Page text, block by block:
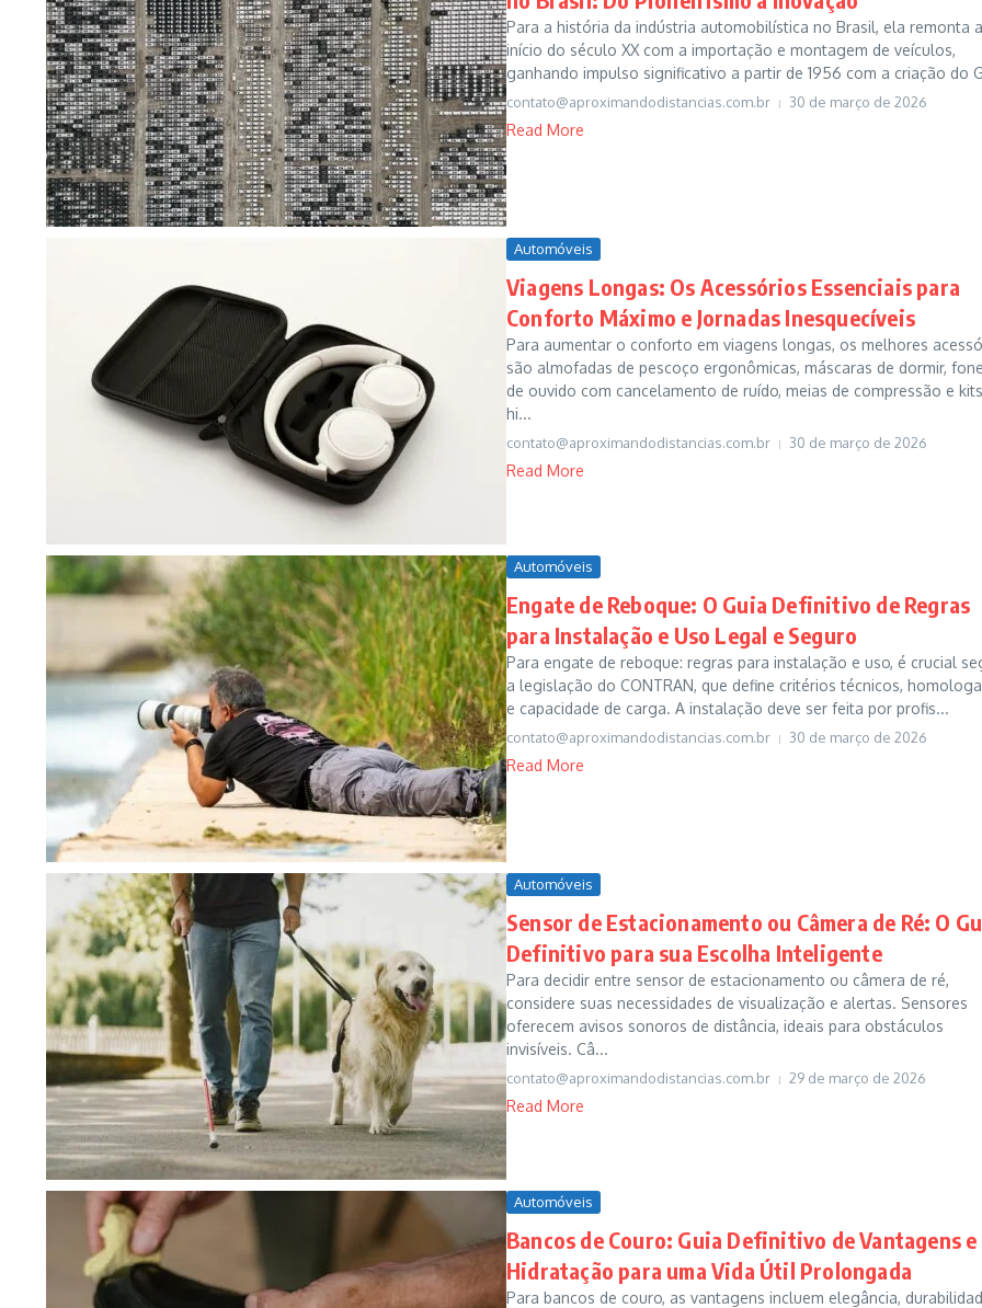
Para a história da indústria automobilística no Brasil, ela remonta
início do século XX com a importação e montagem de veículos,
ganhando impulso significativo a partir de 1956 com a criação do
contato@aproximandodistancias.com.br 30 de março de 2026
Read More
Automóveis
Viagens Longas: Os Acessórios Essenciais para
Conforto Máximo e Jornadas Inesquecíveis
Para aumentar o conforto em viagens longas, os melhores
são almofadas de pescoço ergonômicas, máscaras de dormir,
de ouvido com cancelamento de ruído, meias de compressão e
hi...
contato@aproximandodistancias.com.br 30 de março de 2026
Read More
Automóveis
Engate de Reboque: O Guia Definitivo de Regras
para Instalação e Uso Legal e Seguro
Para engate de reboque: regras para instalação e uso, é crucial
a legislação do CONTRAN, que define critérios técnicos,
e capacidade de carga. A instalação deve ser feita por profis...
contato@aproximandodistancias.com.br 30 de março de 2026
Read More
Automóveis
Sensor de Estacionamento ou Câmera de Ré: O
Definitivo para sua Escolha Inteligente
Para decidir entre sensor de estacionamento ou câmera de ré,
considere suas necessidades de visualização e alertas. Sensores
oferecem avisos sonoros de distância, ideais para obstáculos
invisíveis. Câ...
contato@aproximandodistancias.com.br 29 de março de 2026
Read More
Automóveis
Bancos de Couro: Guia Definitivo de Vantagens e
Hidratação para uma Vida Útil Prolongada
Para bancos de couro, as vantagens incluem elegância,